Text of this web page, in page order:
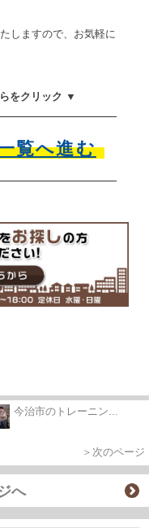
しますので、お気軽に
をクリック ▼
覧へ進む
今治市のトレーニン...
＞次のページ
へ